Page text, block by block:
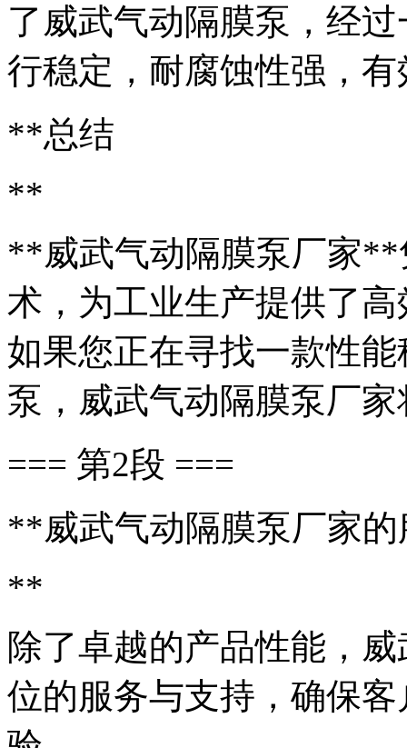
了威武气动隔膜泵，经
行稳定，耐腐蚀性强，
**总结
**
**威武气动隔膜泵厂家**
术，为工业生产提供了
如果您正在寻找一款性
泵，威武气动隔膜泵厂
=== 第2段 ===
**威武气动隔膜泵厂家
**
除了卓越的产品性能，
位的服务与支持，确保